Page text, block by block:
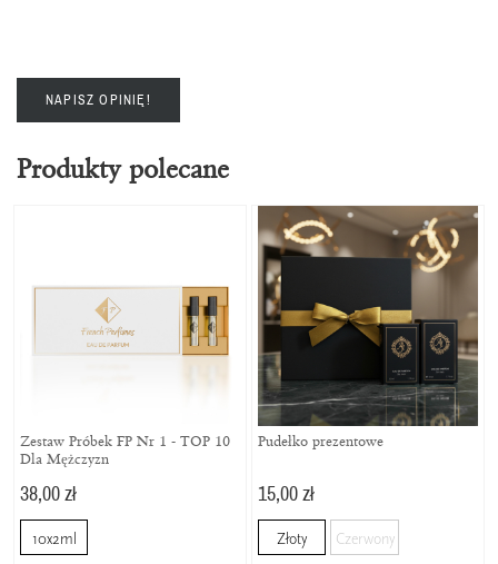
NAPISZ OPINIĘ!
Produkty polecane
Zestaw Próbek FP Nr 1 - TOP 10
Dla Mężczyzn
38,00 zł
10x2ml
Pudełko prezentowe
15,00 zł
Złoty Czerwony